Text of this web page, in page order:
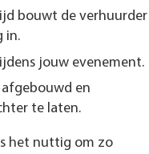
bouwt de verhuurder
in.
jouw evenement.
en
te laten.
het nuttig om zo